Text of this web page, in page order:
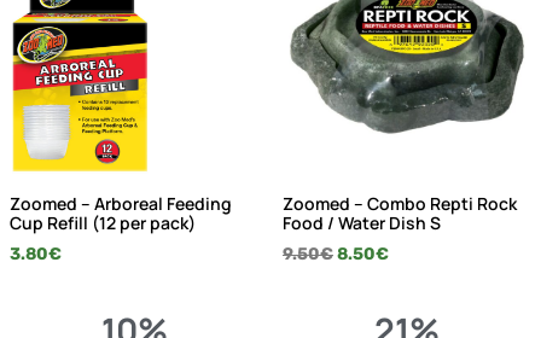
Zoomed – Arboreal Feeding
Cup Refill (12 per pack)
3.80€
Zoomed – Combo Repti Rock
Food / Water Dish S
9.50€8.50€